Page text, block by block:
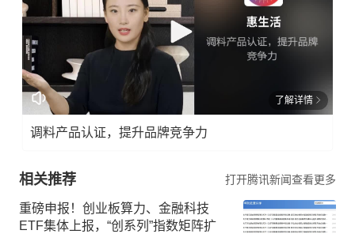
了解详情
调料产品认证，提升品牌竞争力
相关推荐 打开腾讯新闻查看更多
重磅申报！创业板算力、金融科技
ETF集体上报，“创系列”指数矩阵扩